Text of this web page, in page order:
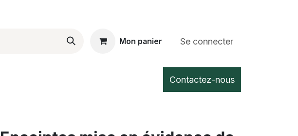
Mon panier Se connecter
Contactez-nous